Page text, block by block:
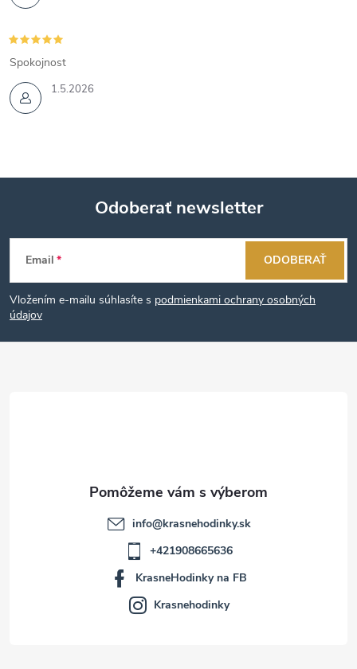
1.5.2026
Spokojnost
Z
á
p
Odoberať newsletter
Email
Vložením e-mailu súhlasíte s podmienkami ochrany osobných
údajov
ODOBERAŤ
info@krasnehodinky.sk
+421908665636
KrasneHodinky na FB
Krasnehodinky